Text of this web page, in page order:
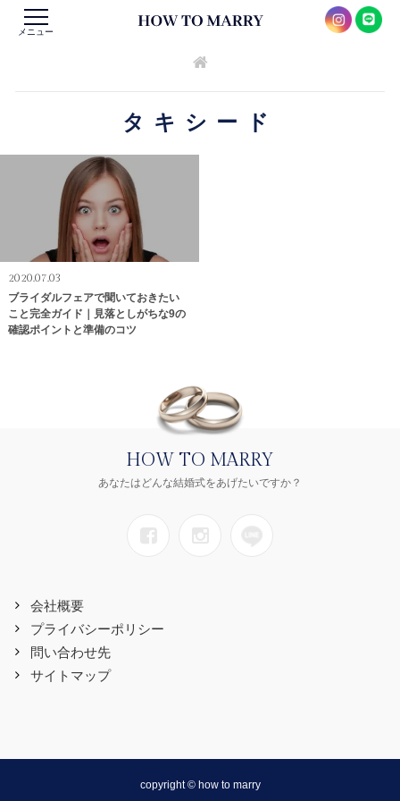
メニュー
タキシード
2020.07.03
ブライダルフェアで聞いておきたい
こと完全ガイド｜見落としがちな9の
確認ポイントと準備のコツ
HOW TO MARRY
あなたはどんな結婚式をあげたいですか？
会社概要
プライバシーポリシー
問い合わせ先
サイトマップ
copyright © how to marry